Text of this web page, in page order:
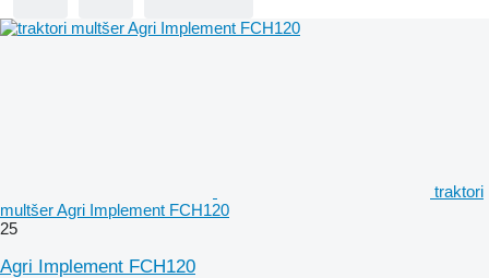
traktori
multšer Agri Implement FCH120
25
Agri Implement FCH120